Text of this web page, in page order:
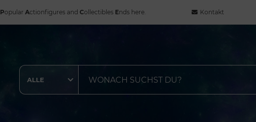
Popular Actionfigures and Collectibles Ends here. Kontakt
ALLE